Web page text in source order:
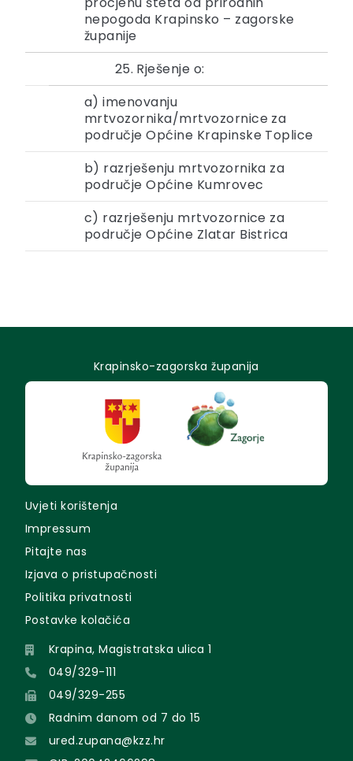
nepogoda Krapinsko – zagorske
županije
25. Rješenje o:
a) imenovanju
mrtvozornika/mrtvozornice za
područje Općine Krapinske Toplice
b) razrješenju mrtvozornika za
područje Općine Kumrovec
c) razrješenju mrtvozornice za
područje Općine Zlatar Bistrica
Krapinsko-zagorska županija
Uvjeti korištenja
Impressum
Pitajte nas
Izjava o pristupačnosti
Politika privatnosti
Postavke kolačića
Krapina, Magistratska ulica 1
049/329-111
049/329-255
Radnim danom od 7 do 15
ured.zupana@kzz.hr